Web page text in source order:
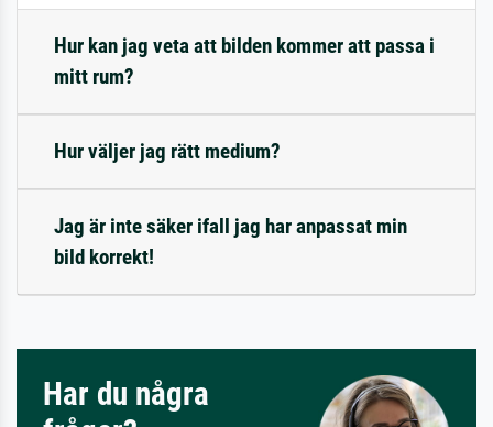
Hur kan jag veta att bilden kommer att passa i
mitt rum?
Hur väljer jag rätt medium?
Jag är inte säker ifall jag har anpassat min
bild korrekt!
Har du några